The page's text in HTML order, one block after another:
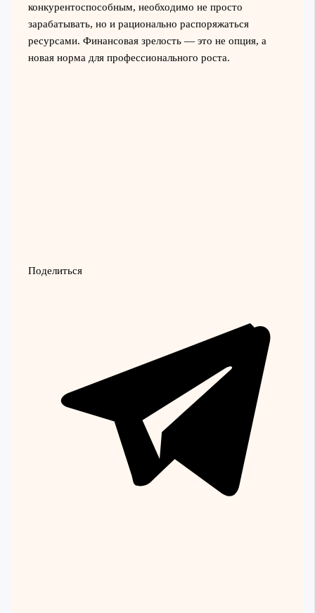
конкурентоспособным, необходимо не просто
зарабатывать, но и рационально распоряжаться
ресурсами. Финансовая зрелость — это не опция, а
новая норма для профессионального роста.
Поделиться